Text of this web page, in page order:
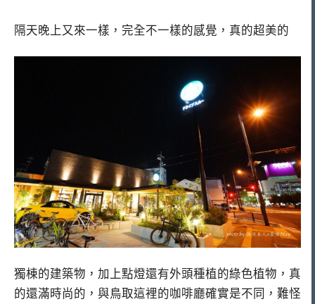
隔天晚上又來一樣，完全不一樣的感覺，真的超美的
獨棟的建築物，加上點燈還有外頭種植的綠色植物，真
的還滿時尚的，與鳥取這裡的咖啡廳確實是不同，難怪